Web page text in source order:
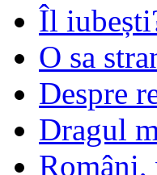
Îl
O sa
Despre
Dragul
Români,